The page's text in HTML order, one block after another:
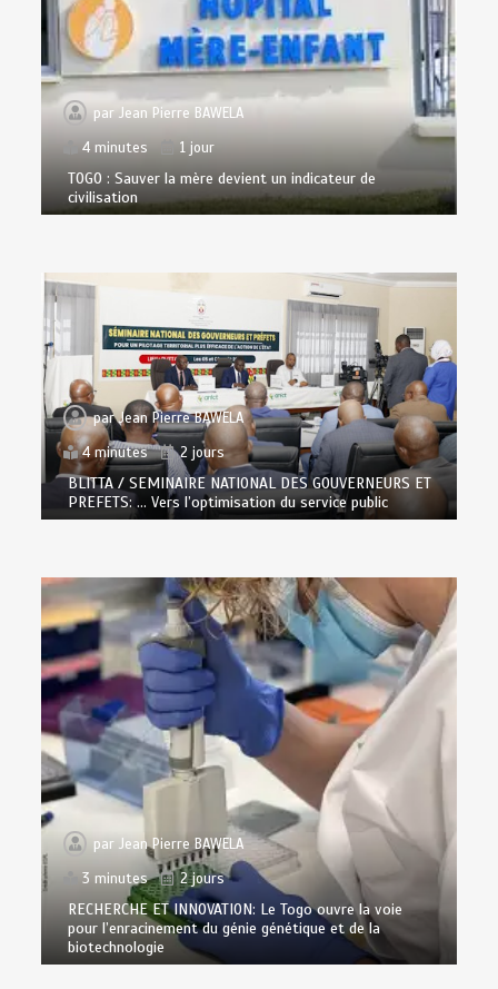
parJean Pierre BAWELA
4 minutes
1 jour
TOGO : Sauver la mère devient un indicateur de
civilisation
parJean Pierre BAWELA
4 minutes
2 jours
BLITTA / SEMINAIRE NATIONAL DES GOUVERNEURS ET
PREFETS: … Vers l’optimisation du service public
parJean Pierre BAWELA
3 minutes
2 jours
RECHERCHE ET INNOVATION: Le Togo ouvre la voie
pour l’enracinement du génie génétique et de la
biotechnologie